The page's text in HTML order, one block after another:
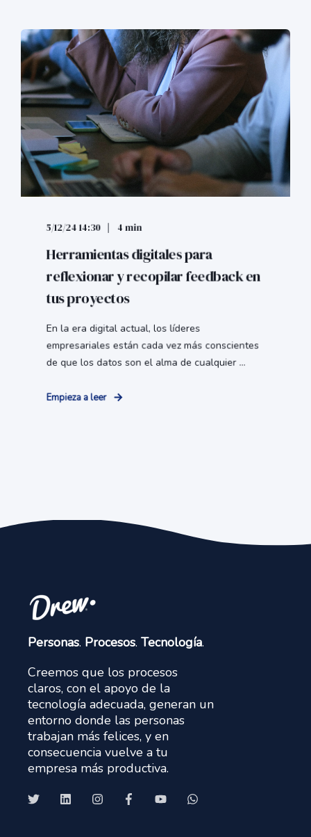
5/12/24 14:30 4 min
Herramientas digitales para
reflexionar y recopilar feedback en
tus proyectos
En la era digital actual, los líderes
empresariales están cada vez más conscientes
de que los datos son el alma de cualquier ...
Empieza a leer
Personas. Procesos. Tecnología.
Creemos que los procesos
claros, con el apoyo de la
tecnología adecuada, generan un
entorno donde las personas
trabajan más felices, y en
consecuencia vuelve a tu
empresa más productiva.